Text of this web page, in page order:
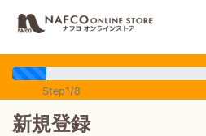
Step1/8
新規登録